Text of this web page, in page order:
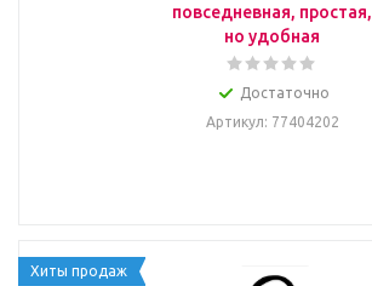
повседневная, простая,
но удобная
Достаточно
Артикул: 77404202
Хиты продаж